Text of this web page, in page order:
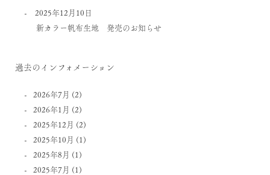
2025年12月10日
新カラー帆布生地 発売のお知らせ
過去のインフォメーション
2026年7月 (2)
2026年1月 (2)
2025年12月 (2)
2025年10月 (1)
2025年8月 (1)
2025年7月 (1)